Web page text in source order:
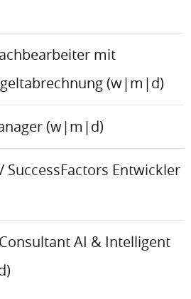
mit
(w|m|d)
(w|m|d)
SuccessFactors Entwickler
AI & Intelligent